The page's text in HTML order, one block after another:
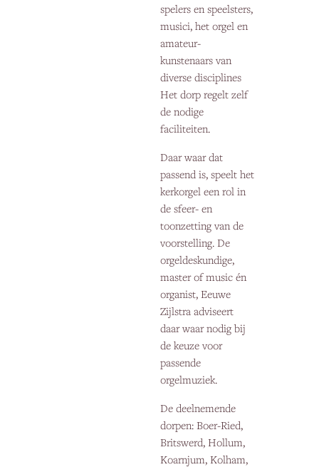
spelers en speelsters,
musici, het orgel en
amateur-
kunstenaars van
diverse disciplines
Het dorp regelt zelf
de nodige
faciliteiten.
Daar waar dat
passend is, speelt het
kerkorgel een rol in
de sfeer- en
toonzetting van de
voorstelling. De
orgeldeskundige,
master of music én
organist, Eeuwe
Zijlstra adviseert
daar waar nodig bij
de keuze voor
passende
orgelmuziek.
De deelnemende
dorpen: Boer-Ried,
Britswerd, Hollum,
Koarnjum, Kolham,